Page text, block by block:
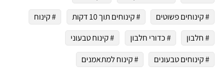
# קינוחים פשוטים
# קינוחים תוך 10 דקות
# קינוח
# חלבון
# כדורי חלבון
# קינוח טבעוני
# קינוחים טבעונים
# קינוח למתאמנים